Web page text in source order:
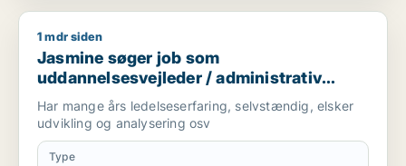
Jasmine søger job som uddannelsesvejleder / administrativ
1 mdr siden
Jasmine søger job som
uddannelsesvejleder / administrativ
medarbejder / konsulent
Har mange års ledelseserfaring, selvstændig, elsker
udvikling og analysering osv
Type